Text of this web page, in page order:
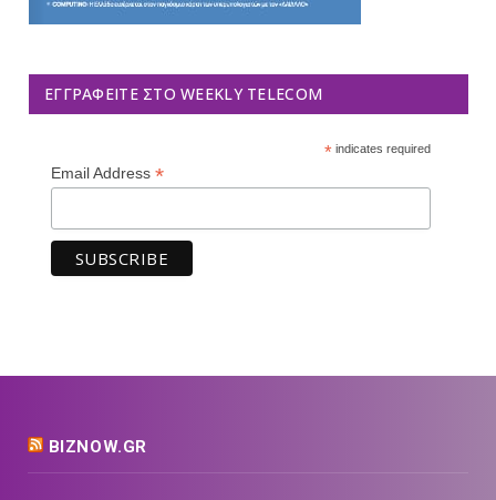
ΕΓΓΡΑΦΕΊΤΕ ΣΤΟ WEEKLY TELECOM
*indicates required
Email Address *
BIZNOW.GR